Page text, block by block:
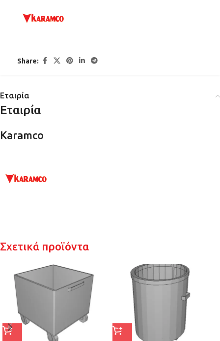
Share:
Εταιρία
Εταιρία
Karamco
Σχετικά προϊόντα